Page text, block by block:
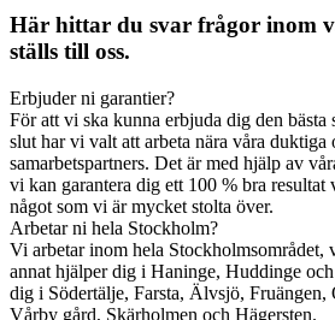
Här hittar du svar frågor inom
ställs till oss.
Erbjuder ni garantier?
För att vi ska kunna erbjuda dig den
slut har vi valt att arbeta nära våra duktiga
samarbetspartners. Det är med hjälp av
vi kan garantera dig ett 100 % bra resultat
något som vi är mycket stolta över.
Arbetar ni hela Stockholm?
Vi arbetar inom hela Stockholmsområdet,
annat hjälper dig i Haninge, Huddinge
dig i Södertälje, Farsta, Älvsjö, Fruängen,
Vårby gård, Skärholmen och Hägersten.